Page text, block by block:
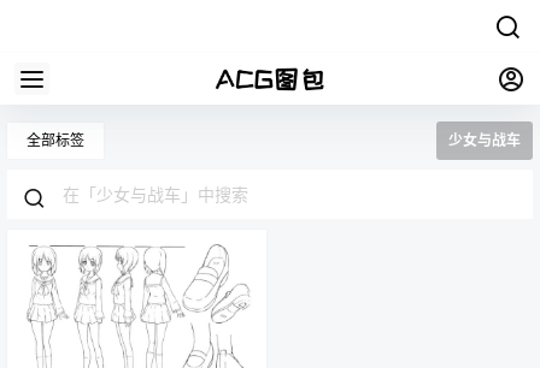
全部标签 少女与战车